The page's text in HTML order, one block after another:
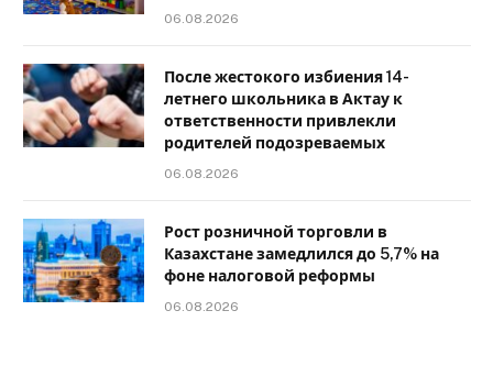
06.08.2026
После жестокого избиения 14-
летнего школьника в Актау к
ответственности привлекли
родителей подозреваемых
06.08.2026
Рост розничной торговли в
Казахстане замедлился до 5,7% на
фоне налоговой реформы
06.08.2026